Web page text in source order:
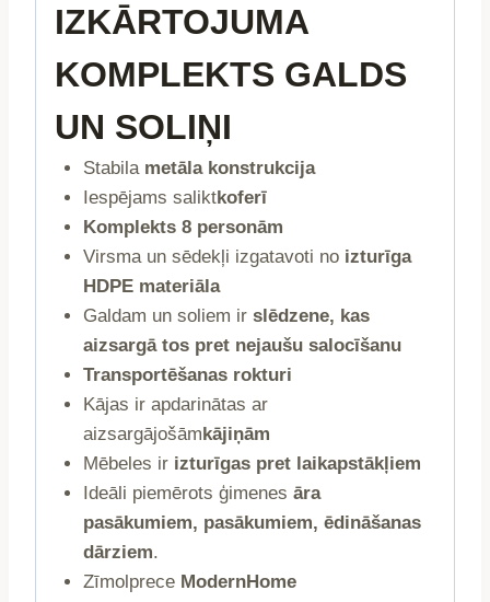
IZKĀRTOJUMA
KOMPLEKTS GALDS
UN SOLIŅI
Stabila metāla konstrukcija
Iespējams saliktkoferī
Komplekts 8 personām
Virsma un sēdekļi izgatavoti no izturīga
HDPE materiāla
Galdam un soliem ir slēdzene, kas
aizsargā tos pret nejaušu salocīšanu
Transportēšanas rokturi
Kājas ir apdarinātas ar
aizsargājošāmkājiņām
Mēbeles ir izturīgas pret laikapstākļiem
Ideāli piemērots ģimenes āra
pasākumiem, pasākumiem, ēdināšanas
dārziem.
ZīmolpreceModernHome